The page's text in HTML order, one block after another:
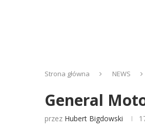
Strona główna NEWS
General
przez Hubert Bigdowski